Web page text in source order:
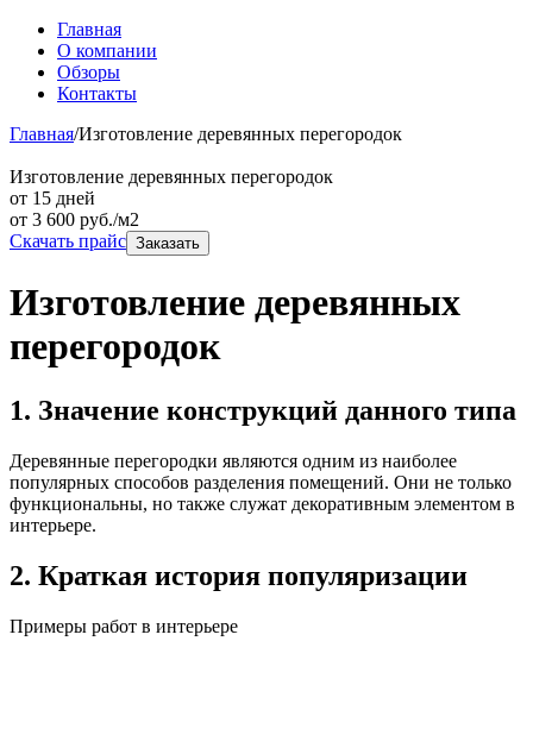
Главная
О компании
Обзоры
Контакты
Главная/Изготовление деревянных перегородок
Изготовление деревянных перегородок
от 15 дней
от 3 600 руб./м2
Скачать прайс Заказать
Изготовление деревянных
перегородок
1. Значение конструкций данного типа
Деревянные перегородки являются одним из наиболее
популярных способов разделения помещений. Они не только
функциональны, но также служат декоративным элементом в
интерьере.
2. Краткая история популяризации
Примеры работ в интерьере